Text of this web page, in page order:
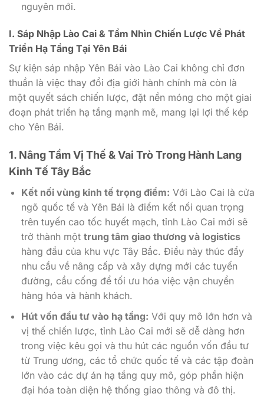
nguyên mới.
I. Sáp Nhập Lào Cai & Tầm Nhìn Chiến Lược Về Phát
Triển Hạ Tầng Tại Yên Bái
Sự kiện sáp nhập Yên Bái vào Lào Cai không chỉ đơn
thuần là việc thay đổi địa giới hành chính mà còn là
một quyết sách chiến lược, đặt nền móng cho một giai
đoạn phát triển hạ tầng mạnh mẽ, mang lại lợi thế kép
cho Yên Bái.
1. Nâng Tầm Vị Thế & Vai Trò Trong Hành Lang
Kinh Tế Tây Bắc
Kết nối vùng kinh tế trọng điểm: Với Lào Cai là cửa
ngõ quốc tế và Yên Bái là điểm kết nối quan trọng
trên tuyến cao tốc huyết mạch, tỉnh Lào Cai mới sẽ
trở thành một trung tâm giao thương và logistics
hàng đầu của khu vực Tây Bắc. Điều này thúc đẩy
nhu cầu về nâng cấp và xây dựng mới các tuyến
đường, cầu cống để tối ưu hóa việc vận chuyển
hàng hóa và hành khách.
Hút vốn đầu tư vào hạ tầng: Với quy mô lớn hơn và
vị thế chiến lược, tỉnh Lào Cai mới sẽ dễ dàng hơn
trong việc kêu gọi và thu hút các nguồn vốn đầu tư
từ Trung ương, các tổ chức quốc tế và các tập đoàn
lớn vào các dự án hạ tầng quy mô, góp phần hiện
đại hóa toàn diện hệ thống giao thông và đô thị.